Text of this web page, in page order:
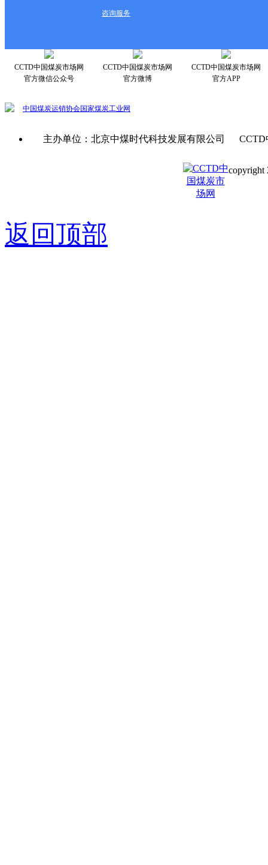
咨询服务
CCTD中国煤炭市场网
官方微信公众号
CCTD中国煤炭市场网
官方微博
CCTD中国煤炭市场网
官方APP
中国煤炭运销协会国家煤炭工业网
主办单位：北京中煤时代科技发展有限公司
copyright
返回顶部